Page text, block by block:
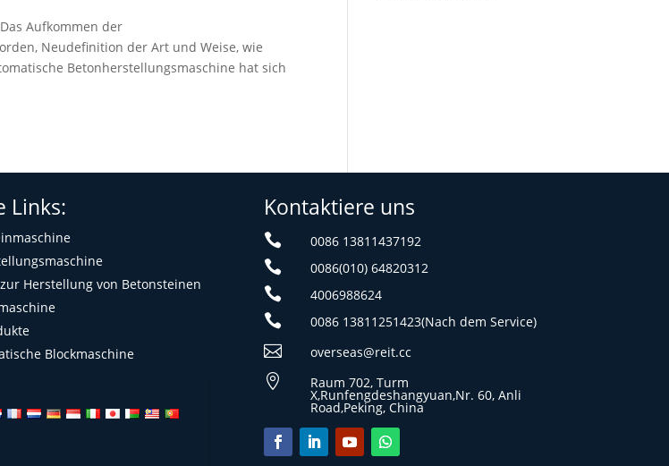
Aufkommen der
Neudefinition der Art und Weise, wie
Betonherstellungsmaschine hat sich
Links:
Herstellung von Betonsteinen
Blockmaschine
Kontaktiere uns
 0086 13811437192
 0086(010) 64820312
 4006988624
 0086 13811251423(Nach dem Service)
 overseas@reit.cc
 Raum 702, Turm
X,Runfengdeshangyuan,Nr. 60, Anli
Road,Peking, China